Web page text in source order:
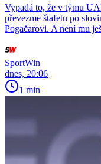
Vypadá to, že v týmu
převezme štafetu po
Pogačarovi. A není mu
SportWin
dnes, 20:06
1 min